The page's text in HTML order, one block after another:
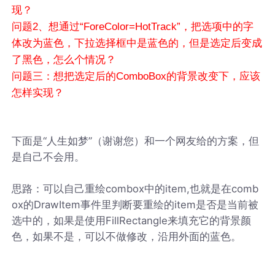
现？
问题2、想通过“ForeColor=HotTrack”，把选项中的字
体改为蓝色，下拉选择框中是蓝色的，但是选定后变成
了黑色，怎么个情况？
问题三：想把选定后的ComboBox的背景改变下，应该
怎样实现？
下面是“人生如梦”（谢谢您）和一个网友给的方案，但
是自己不会用。
思路：可以自己重绘combox中的item,也就是在comb
ox的DrawItem事件里判断要重绘的item是否是当前被
选中的，如果是使用FillRectangle来填充它的背景颜
色，如果不是，可以不做修改，沿用外面的蓝色。